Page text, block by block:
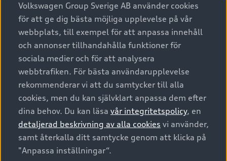
A6 modellerna
SUV
Avant
Audi Sport
Privatleasing
Nya bilar i lager
Begagnade bilar i lager
Audi approved :plus - så gott som nya
Finansiering
Audi exclusive
Provkörning
Service & tillbehör
Audi digital services
Originaltillbehör - köp online
Garantier
Försäkring
Digitala manualer för din Audi
Audi Collection – livsstilsartiklar
Vanliga frågor
Tjänstebil
Tjänstebil
Business lease online
Företagsleasing
Om Audi Sverige
Kontakta oss
Audi Återförsäljare/-serviceverkstad
myAudi
Pressmeddelanden
© 2026 AUDI SVERIGE. All Rights Reserved.
Utgivare Juridiskt
Juridiskt Audi AG
Juridiskt Audi Digital Giveaway
Volkswagen Group Sverige AB använder cookies
för att ge dig bästa möjliga upplevelse på vår
webbplats, till exempel för att anpassa innehåll
och annonser tillhandahålla funktioner för
sociala medier och för att analysera
webbtrafiken. För bästa användarupplevelse
rekommenderar vi att du samtycker till alla
cookies, men du kan självklart anpassa dem efter
dina behov. Du kan läsa vår integritetspolicy, en
detaljerad beskrivning av alla cookies vi använder,
samt återkalla ditt samtycke genom att klicka på
"Anpassa inställningar“.